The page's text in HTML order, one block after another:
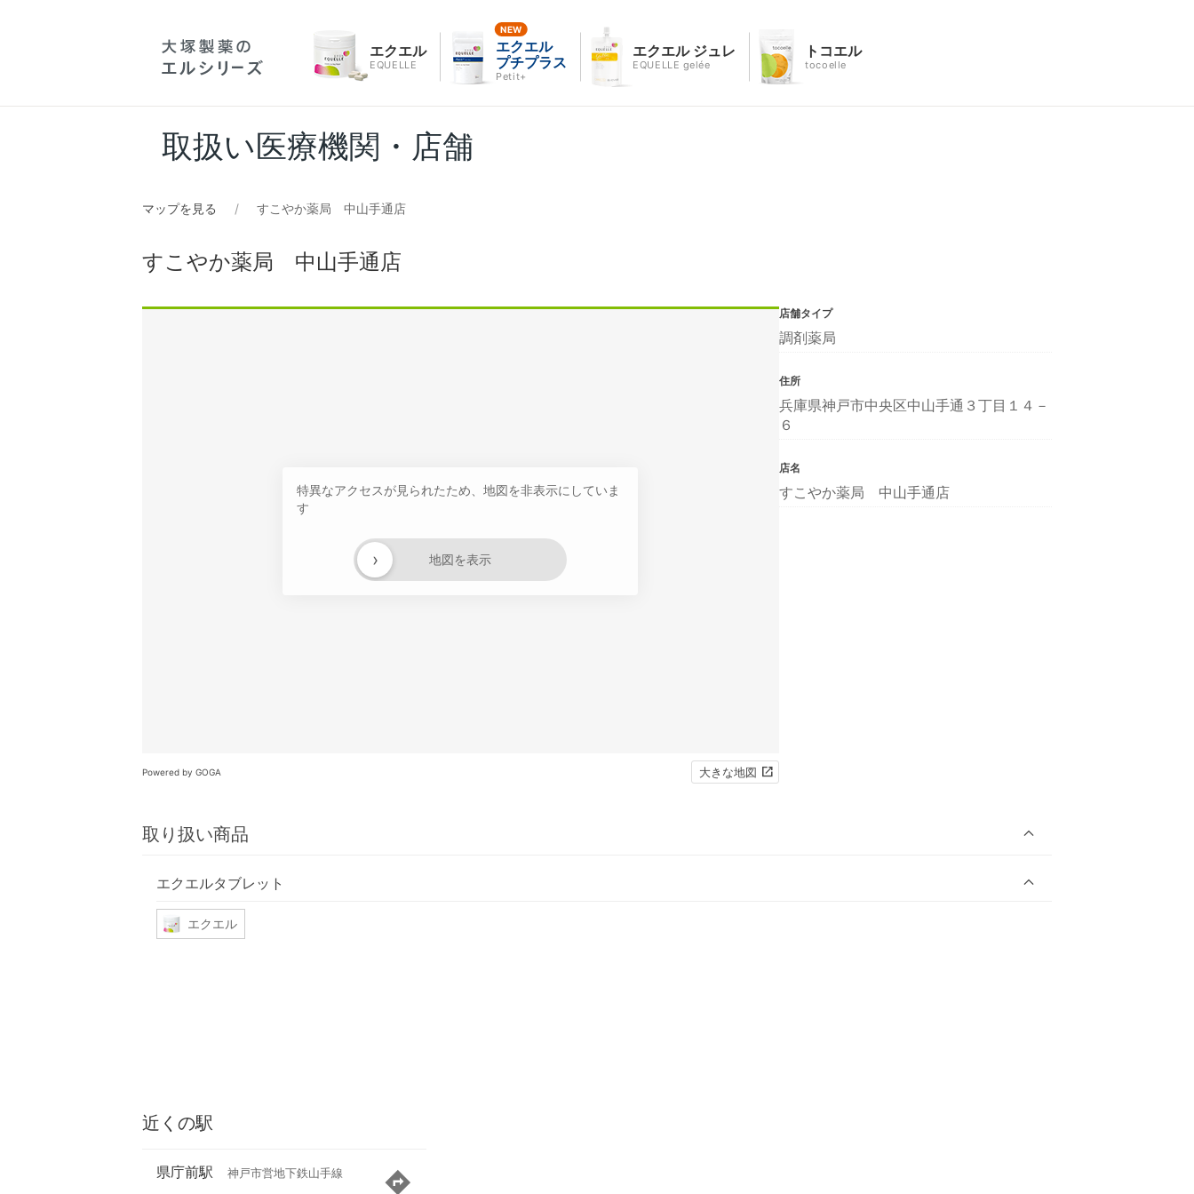
エクエル
EQUELLE
エクエル
プチプラス
Petit+
エクエル ジュレ
EQUELLE gelée
トコエル
tocoelle
取扱い医療機関・店舗
マップを見る すこやか薬局 中山手通店
すこやか薬局 中山手通店
特異なアクセスが見られたため、地図を非表示にしていま
す
地図を表示
›
Powered by GOGA 大きな地図
取り扱い商品
エクエルタブレット
エクエル
店舗タイプ
調剤薬局
住所
兵庫県神戸市中央区中山手通３丁目１４－
６
店名
すこやか薬局 中山手通店
近くの駅
県庁前駅 神戸市営地下鉄山手線